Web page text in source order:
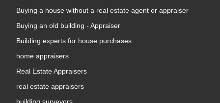
Buying a house without a real estate agent or appraiser
Buying an old building - Appraiser
Building experts for house purchases
home appraisers
Real Estate Appraisers
real estate appraisers